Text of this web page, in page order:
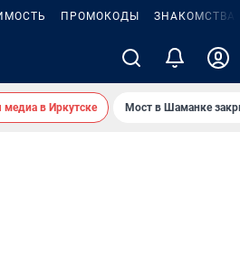
ПРОМОКОДЫ ЗНАКОМСТВА
медиа в Иркутске Мост в Шаманке